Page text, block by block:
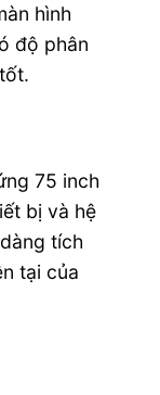
hình
độ phân
75 inch
bị và hệ
tích
tại của